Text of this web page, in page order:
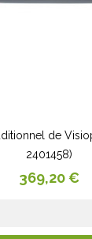
de
2401458)
Prix
369,20 €